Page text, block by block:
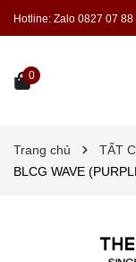
Hotline: Zalo 0827 07 88
0
Trang chủ TẤT
BLCG WAVE